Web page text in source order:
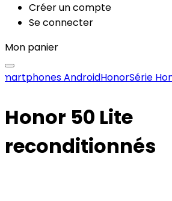
Créer un compte
Se connecter
Mon panier
AndroidHonorSérie
Honor 50 Lite
reconditionnés